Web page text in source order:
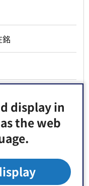
display in
the web
在銘一対